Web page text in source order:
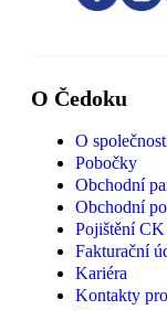
O Čedoku
O
Pobočky
Obchodní
Obchodní
Pojištění CK
Fakturační
Kariéra
Kontakty